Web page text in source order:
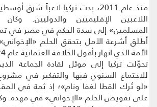
منذ عام 2011، بدت تركيا لاعباً شرق
اللاعبين الإقليميين والدوليين.
أطلق أشرعة الأمل بتحقق الحلم «الإخواني»
الأمة الذي انهار بأفول الخلافة العثمانية عام 1924.
تحوّلت تركيا إلى موئل لقادة الجماعة
للاجتماع السنوي فيها والتفكير في
«لو تُرك القطا لغفا ونام»؛ إذ ثمة في
على تقويض الحلم «الإخواني» في مهده. وكان